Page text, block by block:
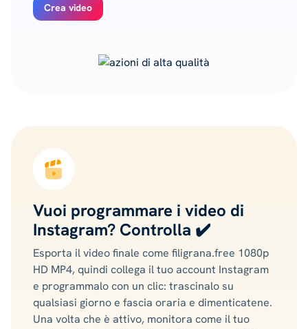
Crea video
Vuoi programmare i video di
Instagram? Controlla ✔️
Esporta il video finale come filigrana.free 1080p
HD MP4, quindi collega il tuo account Instagram
e programmalo con un clic: trascinalo su
qualsiasi giorno e fascia oraria e dimenticatene.
Una volta che è attivo, monitora come il tuo